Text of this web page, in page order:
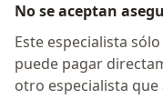
No se aceptan
Este especialista
puede pagar
otro especialista